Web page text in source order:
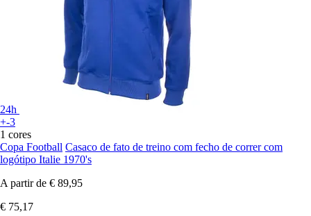
24h
+-3
1 cores
Copa Football Casaco de fato de treino com fecho de correr com
logótipo Italie 1970's
A partir de € 89,95
€ 75,17